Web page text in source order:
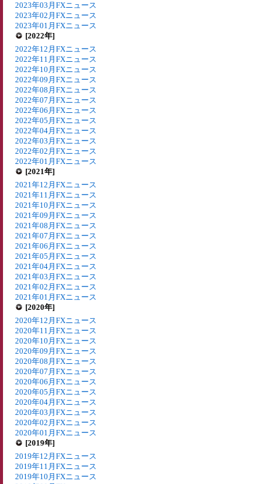
2023年03月FXニュース
2023年02月FXニュース
2023年01月FXニュース
[2022年]
2022年12月FXニュース
2022年11月FXニュース
2022年10月FXニュース
2022年09月FXニュース
2022年08月FXニュース
2022年07月FXニュース
2022年06月FXニュース
2022年05月FXニュース
2022年04月FXニュース
2022年03月FXニュース
2022年02月FXニュース
2022年01月FXニュース
[2021年]
2021年12月FXニュース
2021年11月FXニュース
2021年10月FXニュース
2021年09月FXニュース
2021年08月FXニュース
2021年07月FXニュース
2021年06月FXニュース
2021年05月FXニュース
2021年04月FXニュース
2021年03月FXニュース
2021年02月FXニュース
2021年01月FXニュース
[2020年]
2020年12月FXニュース
2020年11月FXニュース
2020年10月FXニュース
2020年09月FXニュース
2020年08月FXニュース
2020年07月FXニュース
2020年06月FXニュース
2020年05月FXニュース
2020年04月FXニュース
2020年03月FXニュース
2020年02月FXニュース
2020年01月FXニュース
[2019年]
2019年12月FXニュース
2019年11月FXニュース
2019年10月FXニュース